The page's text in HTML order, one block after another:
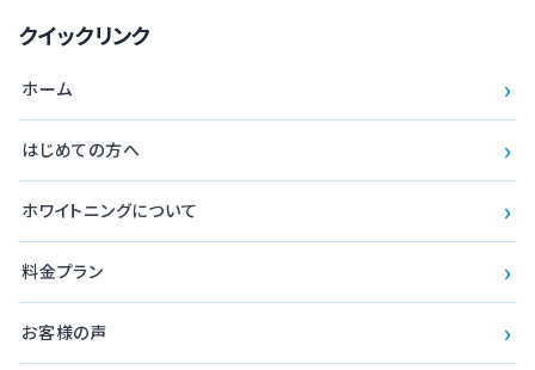
クイックリンク
ホーム ›
はじめての方へ ›
ホワイトニングについて ›
料金プラン ›
お客様の声 ›